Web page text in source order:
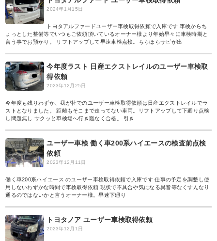
2024年1月15日
トヨタアルファードユーザー車検取得依頼で入庫です 車検からち
ょっとした整備等でいつもご依頼頂いているオーナー様より年始早々に車検時期と
言う事でお預かり。 リフトアップして早速車検点検。ちらほらサビが出
今年度ラスト 日産エクストレイルのユーザー車検取
得依頼
2023年12月25日
今年度も残りわずか、我が社でのユーザー車検取得依頼は日産エクストレイルでラ
ストとなりました。 距離もそこまで走ってない車両。リフトアップして下廻り点検
し問題無し サクッと車検場へ行き難なく合格。 引き
ユーザー車検 働く車200系ハイエースの検査前点検
依頼
2023年12月11日
働く車200系ハイエース のユーザー車検取得依頼で入庫です 仕事の予定を調整し使
用しないわずかな時間で車検取得依頼 現状で不具合や気になる異音等なくすんなり
通るのではないかと言うオーナー様。早速下廻り
トヨタノア ユーザー車検取得依頼
2023年12月1日